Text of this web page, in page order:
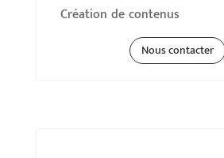
Création de contenus
Nous contacter